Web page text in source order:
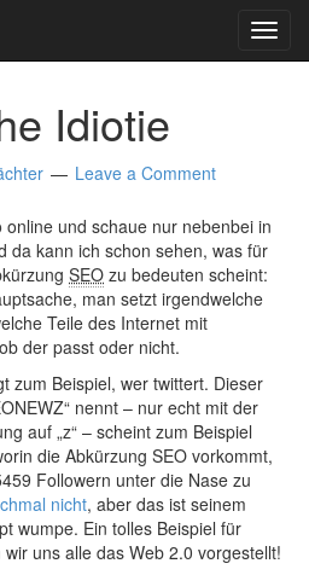
Idiotie
Leave a Comment
und schaue nur nebenbei in
da kann ich schon sehen, was für
SEO zu bedeuten scheint:
man setzt irgendwelche
Teile des Internet mit
der passt oder nicht.
zum Beispiel, wer twittert. Dieser
nennt – nur echt mit der
auf „z“ – scheint zum Beispiel
die Abkürzung SEO vorkommt,
Followern unter die Nase zu
nicht, aber das ist seinem
wumpe. Ein tolles Beispiel für
uns alle das Web 2.0 vorgestellt!